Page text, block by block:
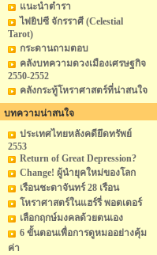
แนะนำตำรา
ไพ่ยิปซี จักรราศี (Celestial
Tarot)
กระดานถามตอบ
คลังบทความดวงเมืองเศรษฐกิจ
2550-2552
คลังกระทู้โหราศาสตร์ที่น่าสนใจ
บทความน่าสนใจ
ประเทศไทยหลังคดียึดทรัพย์
2553
Return of Great Depression?
Change! ผู้นำยุคใหม่ของโลก
เรือนชะตาจันทร์ 28 เรือน
โหราศาสตร์ในแฮร์รี่ พอตเตอร์
เลือกฤกษ์มงคลด้วยตนเอง
6 ขั้นตอนเพื่อการดูหมออย่างคุ้ม
ค่า